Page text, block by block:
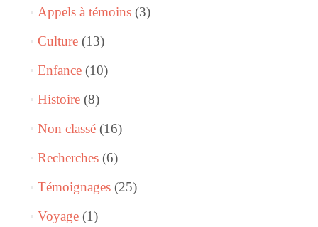
Appels à témoins(3)
Culture(13)
Enfance(10)
Histoire(8)
Non classé(16)
Recherches(6)
Témoignages(25)
Voyage(1)